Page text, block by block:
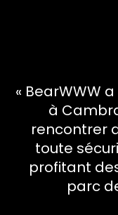
« BearWWW
à
rencontrer
toute
profitant
parc